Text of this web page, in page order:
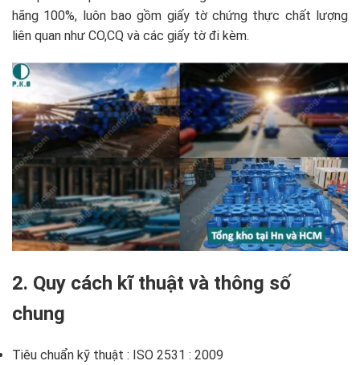
hãng 100%, luôn bao gồm giấy tờ chứng thực chất lượng
liên quan như CO,CQ và các giấy tờ đi kèm.
2. Quy cách kĩ thuật và thông số
chung
Tiêu chuẩn kỹ thuật : ISO 2531 : 2009